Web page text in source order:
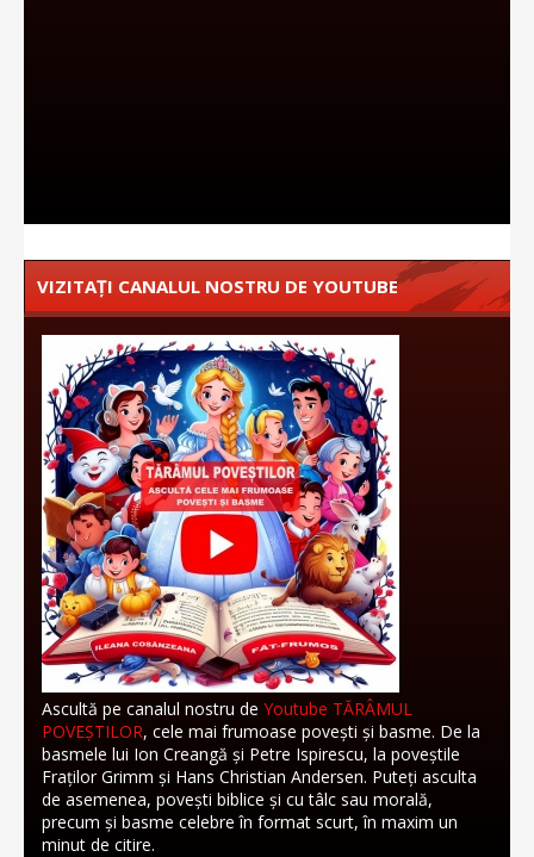
VIZITAȚI CANALUL NOSTRU DE YOUTUBE
Ascultă pe canalul nostru de Youtube TĂRÂMUL
POVEȘTILOR, cele mai frumoase povești și basme. De la
basmele lui Ion Creangă și Petre Ispirescu, la poveștile
Fraților Grimm și Hans Christian Andersen. Puteți asculta
de asemenea, povești biblice și cu tâlc sau morală,
precum și basme celebre în format scurt, în maxim un
minut de citire.